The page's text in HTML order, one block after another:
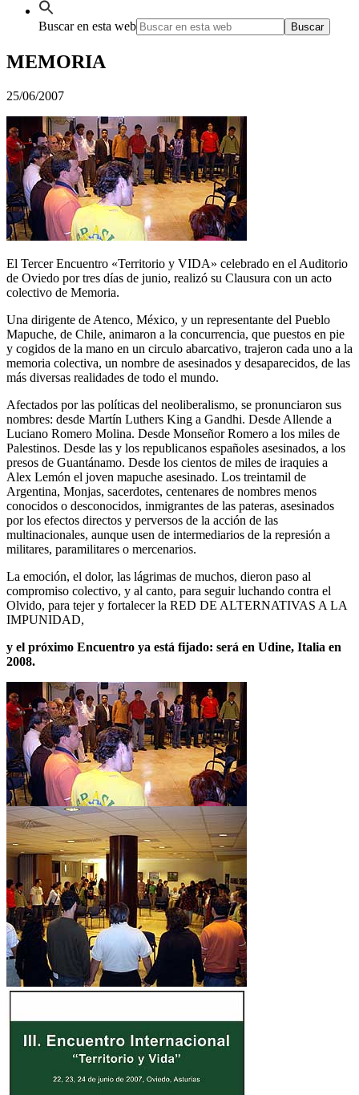
Buscar en esta web
MEMORIA
25/06/2007
El Tercer Encuentro «Territorio y VIDA» celebrado en el Auditorio
de Oviedo por tres días de junio, realizó su Clausura con un acto
colectivo de Memoria.
Una dirigente de Atenco, México, y un representante del Pueblo
Mapuche, de Chile, animaron a la concurrencia, que puestos en pie
y cogidos de la mano en un circulo abarcativo, trajeron cada uno a la
memoria colectiva, un nombre de asesinados y desaparecidos, de las
más diversas realidades de todo el mundo.
Afectados por las políticas del neoliberalismo, se pronunciaron sus
nombres: desde Martín Luthers King a Gandhi. Desde Allende a
Luciano Romero Molina. Desde Monseñor Romero a los miles de
Palestinos. Desde las y los republicanos españoles asesinados, a los
presos de Guantánamo. Desde los cientos de miles de iraquies a
Alex Lemón el joven mapuche asesinado. Los treintamil de
Argentina, Monjas, sacerdotes, centenares de nombres menos
conocidos o desconocidos, inmigrantes de las pateras, asesinados
por los efectos directos y perversos de la acción de las
multinacionales, aunque usen de intermediarios de la represión a
militares, paramilitares o mercenarios.
La emoción, el dolor, las lágrimas de muchos, dieron paso al
compromiso colectivo, y al canto, para seguir luchando contra el
Olvido, para tejer y fortalecer la RED DE ALTERNATIVAS A LA
IMPUNIDAD,
y el próximo Encuentro ya está fijado: será en Udine, Italia en
2008.